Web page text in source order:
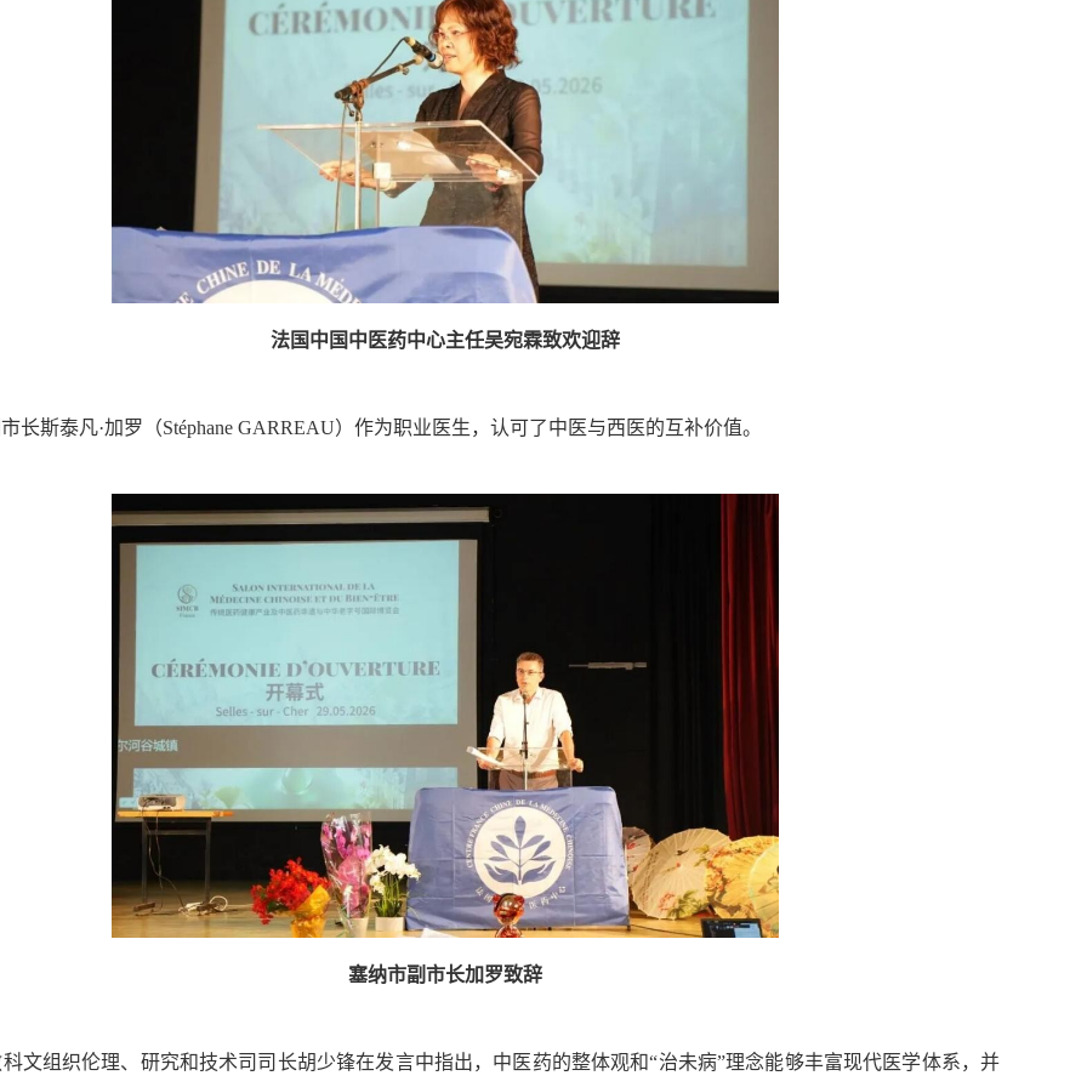
法国中国中医药中心主任吴宛霖致欢迎辞
斯泰凡·加罗（Stéphane GARREAU）作为职业医生，认可了中医与西医的互补价值。
塞纳市副市长加罗致辞
组织伦理、研究和技术司司长胡少锋在发言中指出，中医药的整体观和“治未病”理念能够丰富现代医学体系，并